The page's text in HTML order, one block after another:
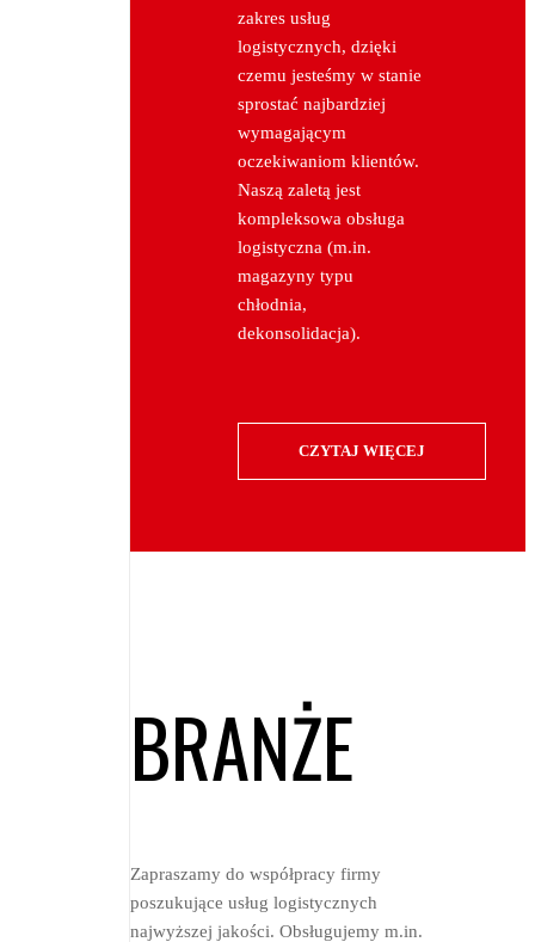
zakres usług
logistycznych, dzięki
czemu jesteśmy w stanie
sprostać najbardziej
wymagającym
oczekiwaniom klientów.
Naszą zaletą jest
kompleksowa obsługa
logistyczna (m.in.
magazyny typu
chłodnia,
dekonsolidacja).
CZYTAJ WIĘCEJ
BRANŻE
Zapraszamy do współpracy firmy
poszukujące usług logistycznych
najwyższej jakości. Obsługujemy m.in.